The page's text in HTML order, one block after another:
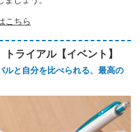
こちら
ライアル【イベント】
ルと自分を比べられる、最高の